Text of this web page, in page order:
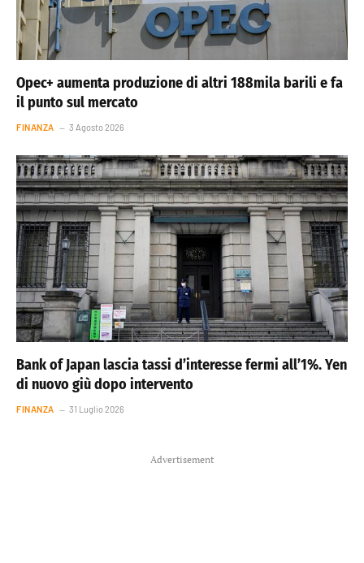
Opec+ aumenta produzione di altri 188mila barili e fa
il punto sul mercato
FINANZA 3 Agosto 2026
Bank of Japan lascia tassi d’interesse fermi all’1%. Yen
di nuovo giù dopo intervento
FINANZA 31 Luglio 2026
Advertisement